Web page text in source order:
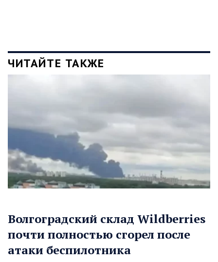
ЧИТАЙТЕ ТАКЖЕ
Волгоградский склад Wildberries
почти полностью сгорел после
атаки беспилотника